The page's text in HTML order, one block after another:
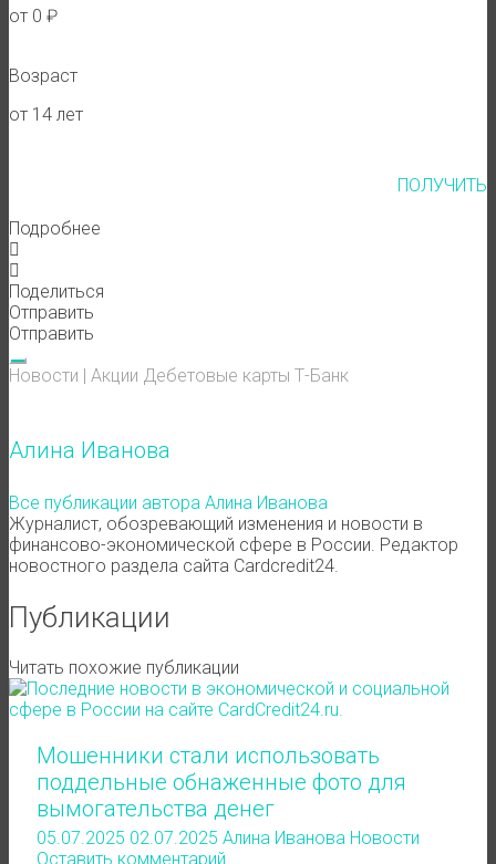
от 0 ₽
Возраст
от 14 лет
ПОЛУЧИТЬ
Подробнее
Поделиться
Отправить
Отправить
Новости | Акции Дебетовые карты Т-Банк
Алина Иванова
Все публикации автора Алина Иванова
Журналист, обозревающий изменения и новости в
финансово-экономической сфере в России. Редактор
новостного раздела сайта Cardcredit24.
Публикации
Читать похожие публикации
Мошенники стали использовать
поддельные обнаженные фото для
вымогательства денег
05.07.2025 02.07.2025 Алина Иванова Новости
Оставить комментарий